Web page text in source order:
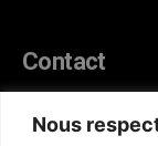
Nous
Contact
Téléphone :